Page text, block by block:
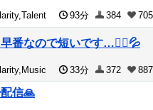
93分 384 705
番なので短いです…🙇‍♀️💦
33分 372 887
信🙏